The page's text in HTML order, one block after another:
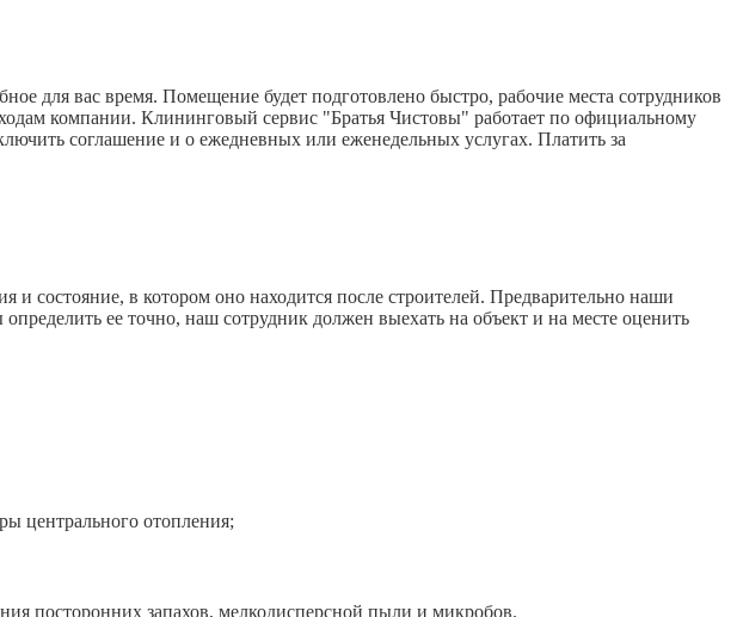
для вас время. Помещение будет подготовлено быстро, рабочие места сотрудников
компании. Клининговый сервис "Братья Чистовы" работает по официальному
соглашение и о ежедневных или еженедельных услугах. Платить за
состояние, в котором оно находится после строителей. Предварительно наши
ее точно, наш сотрудник должен выехать на объект и на месте оценить
центрального отопления;
посторонних запахов, мелкодисперсной пыли и микробов.